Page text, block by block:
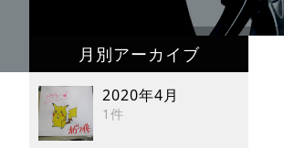
月別アーカイブ
2020年4月
1件